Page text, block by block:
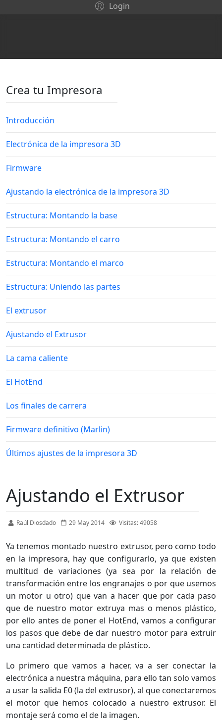
Login
Crea tu Impresora
Introducción
Electrónica de la impresora 3D
Firmware
Ajustando la electrónica de la impresora 3D
Estructura: Montando la base
Estructura: Montando el carro
Estructura: Montando el marco
Estructura: Uniendo las partes
El extrusor
Ajustando el Extrusor
La cama caliente
El HotEnd
Los finales de carrera
Firmware definitivo (Marlin)
Últimos ajustes de la impresora 3D
Ajustando el Extrusor
Raúl Diosdado 29 May 2014 Visitas: 49058
Ya tenemos montado nuestro extrusor, pero como todo
en la impresora, hay que configurarlo, ya que existen
multitud de variaciones (ya sea por la relación de
transformación entre los engranajes o por que usemos
un motor u otro) que van a hacer que por cada paso
que de nuestro motor extruya mas o menos plástico,
por ello antes de poner el HotEnd, vamos a configurar
los pasos que debe de dar nuestro motor para extruir
una cantidad determinada de plástico.
Lo primero que vamos a hacer, va a ser conectar la
electrónica a nuestra máquina, para ello tan solo vamos
a usar la salida E0 (la del extrusor), al que conectaremos
el motor que hemos colocado a nuestro extrusor. El
montaje será como el de la imagen.